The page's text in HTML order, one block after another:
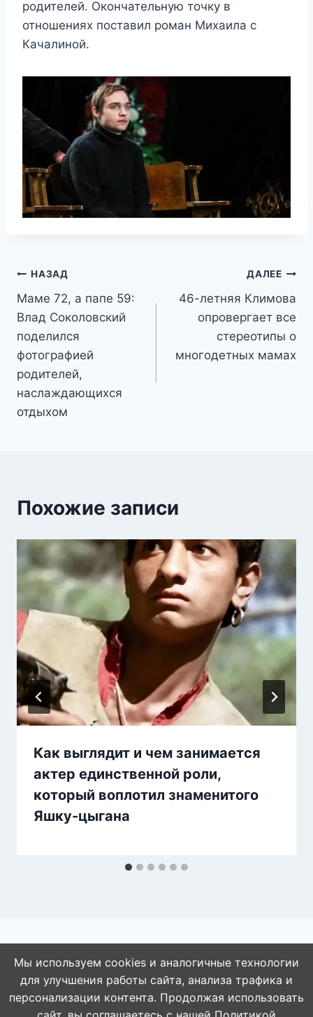
родителей. Окончательную точку в
отношениях поставил роман Михаила с
Качалиной.
Навигация
по
записям
НАЗАД
Маме 72, а папе 59:
Влад Соколовский
поделился
фотографией
родителей,
наслаждающихся
отдыхом
ДАЛЕЕ
46-летняя Климова
опровергает все
стереотипы о
многодетных мамах
Похожие записи
Как выглядит и чем занимается
актер единственной роли,
который воплотил знаменитого
Яшку-цыгана
© 2026 АбАлдеть!
Мы используем cookies и аналогичные технологии
для улучшения работы сайта, анализа трафика и
персонализации контента. Продолжая использовать